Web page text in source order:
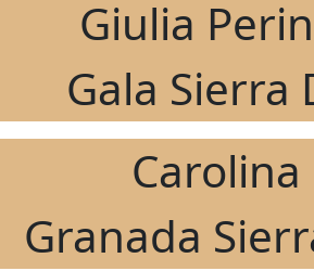
Giulia
Gala Sierra
Carolina
Granada